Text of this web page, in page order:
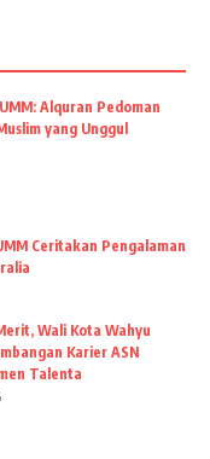
Alquran Pedoman
yang Unggul
Ceritakan Pengalaman
Wali Kota Wahyu
Karier ASN
Talenta